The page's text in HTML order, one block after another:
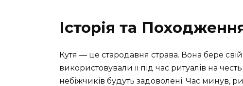
Історія та
Кутя — це стародавня страва. Вона бере
використовували її під час ритуалів на
небіжчиків будуть задоволені. Час минув,